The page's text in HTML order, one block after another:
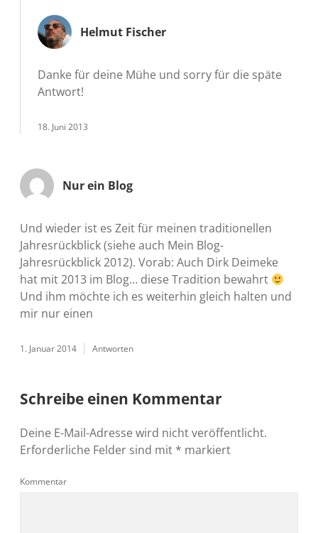
Helmut Fischer
Danke für deine Mühe und sorry für die späte
Antwort!
18. Juni 2013
Nur ein Blog
Und wieder ist es Zeit für meinen traditionellen
Jahresrückblick (siehe auch Mein Blog-
Jahresrückblick 2012). Vorab: Auch Dirk Deimeke
hat mit 2013 im Blog… diese Tradition bewahrt
Und ihm möchte ich es weiterhin gleich halten und
mir nur einen
1. Januar 2014 Antworten
Schreibe einen Kommentar
Deine E-Mail-Adresse wird nicht veröffentlicht.
Erforderliche Felder sind mit * markiert
Kommentar